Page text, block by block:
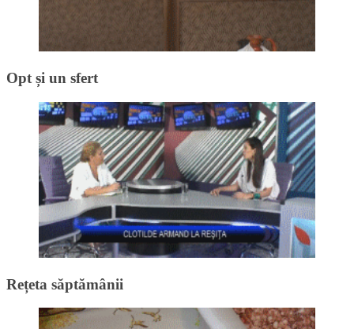
Opt și un sfert
Rețeta săptămânii